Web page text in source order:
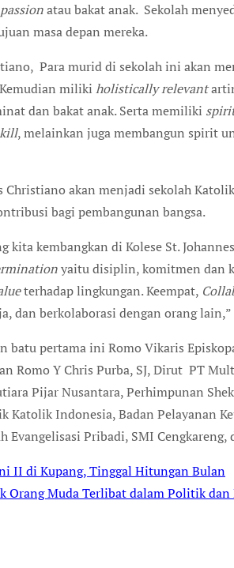
passionatau bakat anak. Sekolah
masa depan mereka.
Para murid di sekolah ini akan
Kemudian miliki holistically relevant
dan bakat anak. Serta memiliki
, melainkan juga membangun spirit
Christiano akan menjadi sekolah
bagi pembangunan bangsa.
kita kembangkan di Kolese St.
yaitu disiplin, komitmen dan
terhadap lingkungan. Keempat,
dan berkolaborasi dengan orang
batu pertama ini Romo Vikaris
Romo Y Chris Purba, SJ, Dirut PT
Pijar Nusantara, Perhimpunan
Katolik Indonesia, Badan Pelayanan
Evangelisasi Pribadi, SMI
II di Kupang, Tinggal Hitungan Bulan
Orang Muda Terlibat dalam Politik